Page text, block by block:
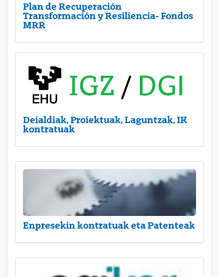
Plan de Recuperación
Transformación y Resiliencia- Fondos
MRR
Deialdiak, Proiektuak, Laguntzak, IK
kontratuak
Enpresekin kontratuak eta Patenteak